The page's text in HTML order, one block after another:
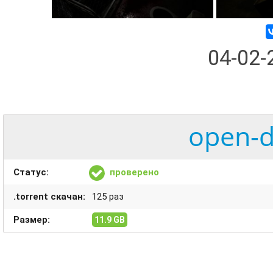
04-
open-
Статус: проверено
.torrent скачан: 125 раз
Размер: 11.9 GB